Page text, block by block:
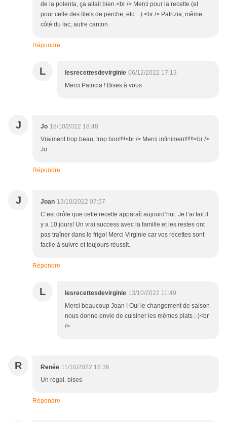
de la polenta, ça allait bien.<br /> Merci pour la recette (et
pour celle des filets de perche, etc…).<br /> Patrizia, même
côté du lac, autre canton
Répondre
L lesrecettesdevirginie 06/12/2022 17:13
Merci Patricia ! Bises à vous
J Jo 18/10/2022 18:48
Vraiment trop beau, trop bon!!!!<br /> Merci infiniment!!!!!<br />
Jo
Répondre
J Joan 13/10/2022 07:57
C’est drôle que cette recette apparaît aujourd’hui. Je l’ai fait il
y a 10 jours! Un vrai success avec la famille et les restes ont
pas traîner dans le frigo! Merci Virginie car vos recettes sont
facile à suivre et toujours réussit.
Répondre
L lesrecettesdevirginie 13/10/2022 11:49
Merci beaucoup Joan ! Oui le changement de saison
nous donne envie de cuisiner les mêmes plats ;-)<br
/>
R Renée 11/10/2022 16:36
Un régal. bises
Répondre